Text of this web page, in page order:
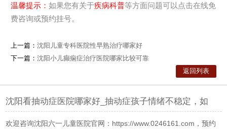
温馨提示： 如果您有关于疾病科普等方面问题可以点击在线免
费咨询或预约挂号。
上一篇： 沈阳儿童专科医院性早熟治疗哪家好
下一篇： 沈阳小儿癫痫症治疗医院哪家比较可靠
返回列表
沈阳看抽动症医院哪家好_抽动症孩子情绪不稳定，如
欢迎咨询沈阳六一儿童医院官网：https://www.0246161.com，预约